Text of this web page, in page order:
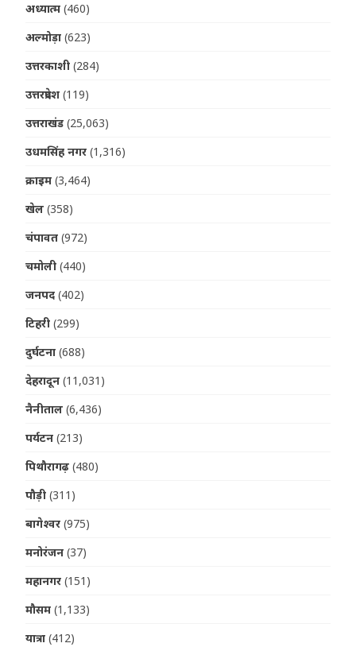
अध्यात्म (460)
अल्मोड़ा (623)
उत्तरकाशी (284)
उत्तरप्रदेश (119)
उत्तराखंड (25,063)
उधमसिंह नगर (1,316)
क्राइम (3,464)
खेल (358)
चंपावत (972)
चमोली (440)
जनपद (402)
टिहरी (299)
दुर्घटना (688)
देहरादून (11,031)
नैनीताल (6,436)
पर्यटन (213)
पिथौरागढ़ (480)
पौड़ी (311)
बागेश्वर (975)
मनोरंजन (37)
महानगर (151)
मौसम (1,133)
यात्रा (412)